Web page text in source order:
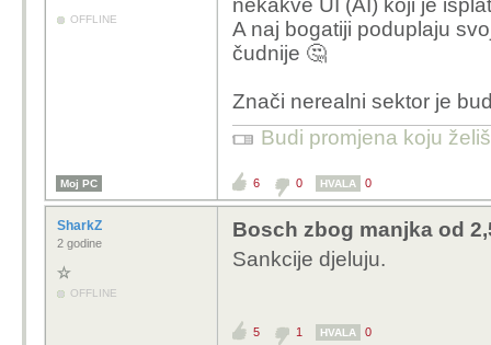
OFFLINE
nekakve UI (AI) koji je
A naj bogatiji poduplaju
čudnije 🤔
Znači nerealni sektor je
Budi promjena koju
Moj PC 6 0 HVALA 0
SharkZ
2 godine
OFFLINE
Bosch zbog manjka od
Sankcije djeluju.
5 1 HVALA 0